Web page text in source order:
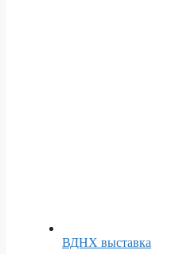
ВДНХ выставка